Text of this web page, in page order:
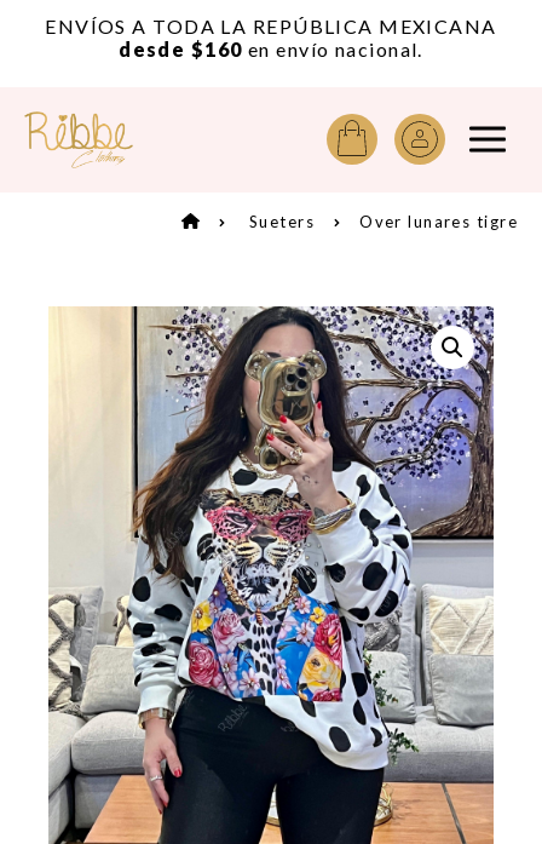
ENVÍOS A TODA LA REPÚBLICA MEXICANA
desde $160 en envío nacional.
Sueters Over lunares tigre